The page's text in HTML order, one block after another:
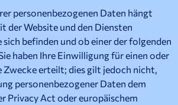
personenbezogenen Daten hängt
der Website und den Diensten
befinden und ob einer der folgenden
haben Ihre Einwilligung für einen oder
Zwecke erteilt; dies gilt jedoch nicht,
personenbezogener Daten dem
Privacy Act oder europäischem